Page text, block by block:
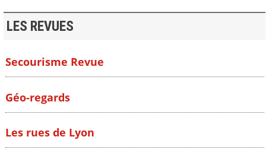
LES REVUES
Secourisme Revue
Géo-regards
Les rues de Lyon